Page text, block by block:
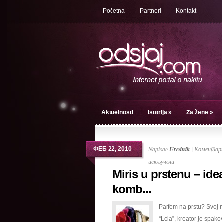
Početna Partneri Kontakt
Aktuelnosti Istorija » Za žene »
ФЕБ 22, 2010 Napisao Urednik |
искљученина
Miris
–
idealna
Miris u prstenu –
komb...
Parfem na prstu? Svoj
“Lola”, kreator je